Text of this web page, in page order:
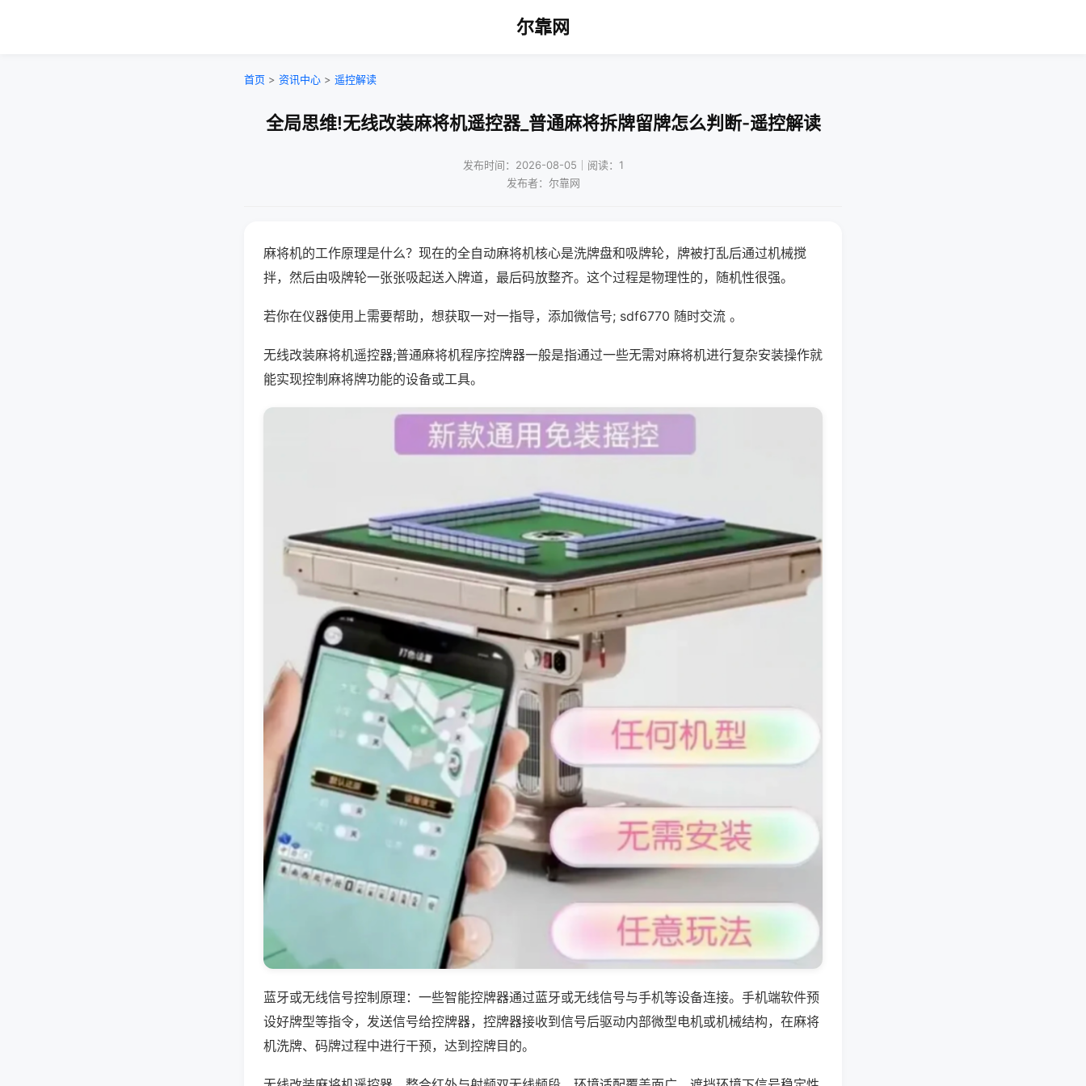
尔靠网
首页 > 资讯中心 > 遥控解读
全局思维!无线改装麻将机遥控器_普通麻将拆牌留牌怎么判断-遥控解读
发布时间：2026-08-05｜阅读：1
发布者：尔靠网
麻将机的工作原理是什么？现在的全自动麻将机核心是洗牌盘和吸牌轮，牌被打乱后通过机械搅
拌，然后由吸牌轮一张张吸起送入牌道，最后码放整齐。这个过程是物理性的，随机性很强。
若你在仪器使用上需要帮助，想获取一对一指导，添加微信号; sdf6770 随时交流 。
无线改装麻将机遥控器;普通麻将机程序控牌器一般是指通过一些无需对麻将机进行复杂安装操作就
能实现控制麻将牌功能的设备或工具。
蓝牙或无线信号控制原理：一些智能控牌器通过蓝牙或无线信号与手机等设备连接。手机端软件预
设好牌型等指令，发送信号给控牌器，控牌器接收到信号后驱动内部微型电机或机械结构，在麻将
机洗牌、码牌过程中进行干预，达到控牌目的。